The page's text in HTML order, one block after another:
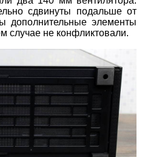
сдвинуты подальше от
дополнительные элементы
случае не конфликтовали.